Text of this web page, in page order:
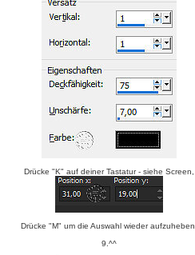
Drücke "K" auf deiner Tastatur - siehe Screen,
Drücke "M" um die Auswahl wieder
9.^^